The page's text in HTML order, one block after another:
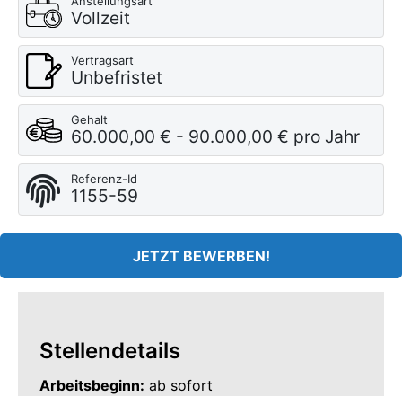
Vollzeit
Vertragsart
Unbefristet
Gehalt
60.000,00 € - 90.000,00 € pro Jahr
Referenz-Id
1155-59
JETZT BEWERBEN!
Stellendetails
Arbeitsbeginn: ab sofort